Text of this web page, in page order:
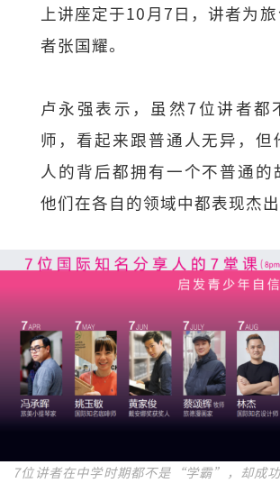
上讲座定于10月7日，讲者为
者张国耀。
卢永强表示，虽然7位讲者都
师，看起来跟普通人无异，但
人的背后都拥有一个不普通的
他们在各自的领域中都表现杰出
7位讲者在中学时期都不是“学霸”，却成